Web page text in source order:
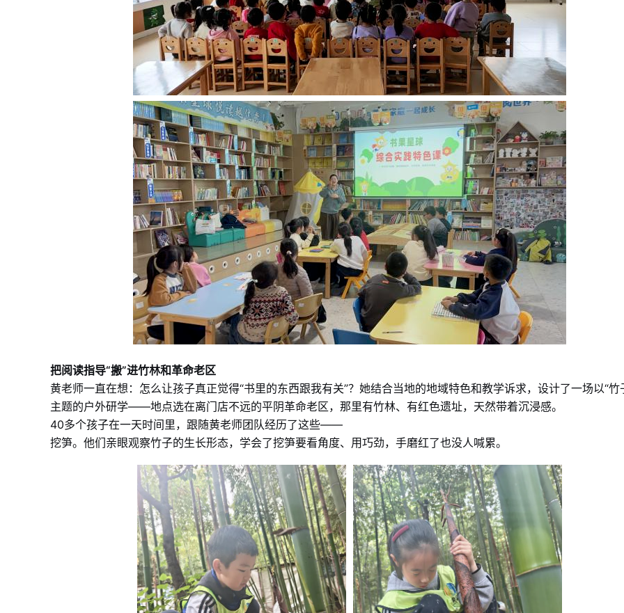
把阅读指导“搬”进竹林和革命老区
黄老师一直在想：怎么让孩子真正觉得“书里的东西跟我有关”？她结合当地的地域特色和教学诉求，设计了一场以“竹
主题的户外研学——地点选在离门店不远的平阴革命老区，那里有竹林、有红色遗址，天然带着沉浸感。
40多个孩子在一天时间里，跟随黄老师团队经历了这些——
挖笋。他们亲眼观察竹子的生长形态，学会了挖笋要看角度、用巧劲，手磨红了也没人喊累。